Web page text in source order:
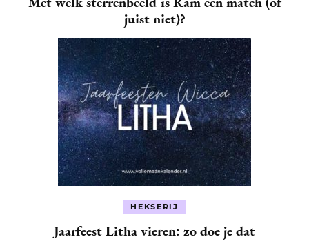
juist niet)?
HEKSERIJ
Jaarfeest Litha vieren: zo doe je dat